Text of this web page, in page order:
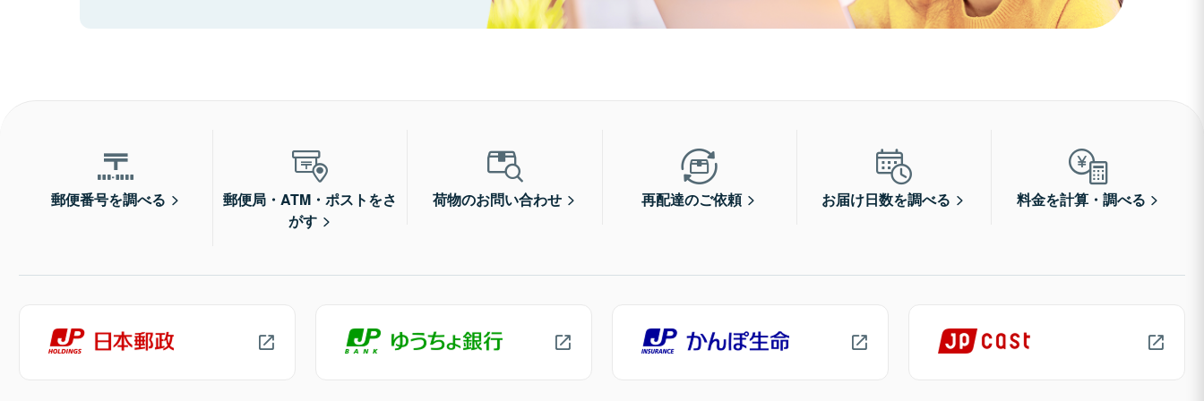
郵便番号を調べる
郵便局・ATM・ポストをさ
がす
荷物のお問い合わせ 再配達のご依頼 お届け日数を調べる 料金を計算・調べる